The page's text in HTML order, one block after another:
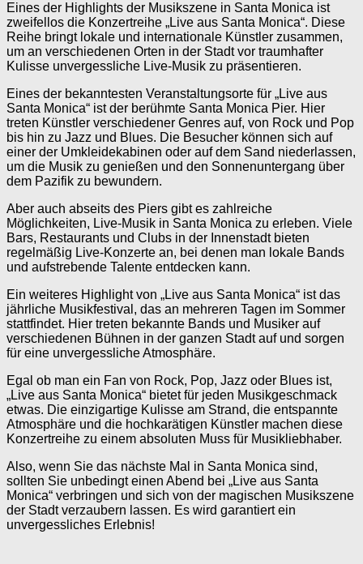
Eines der Highlights der Musikszene in Santa Monica ist
zweifellos die Konzertreihe „Live aus Santa Monica“. Diese
Reihe bringt lokale und internationale Künstler zusammen,
um an verschiedenen Orten in der Stadt vor traumhafter
Kulisse unvergessliche Live-Musik zu präsentieren.
Eines der bekanntesten Veranstaltungsorte für „Live aus
Santa Monica“ ist der berühmte Santa Monica Pier. Hier
treten Künstler verschiedener Genres auf, von Rock und Pop
bis hin zu Jazz und Blues. Die Besucher können sich auf
einer der Umkleidekabinen oder auf dem Sand niederlassen,
um die Musik zu genießen und den Sonnenuntergang über
dem Pazifik zu bewundern.
Aber auch abseits des Piers gibt es zahlreiche
Möglichkeiten, Live-Musik in Santa Monica zu erleben. Viele
Bars, Restaurants und Clubs in der Innenstadt bieten
regelmäßig Live-Konzerte an, bei denen man lokale Bands
und aufstrebende Talente entdecken kann.
Ein weiteres Highlight von „Live aus Santa Monica“ ist das
jährliche Musikfestival, das an mehreren Tagen im Sommer
stattfindet. Hier treten bekannte Bands und Musiker auf
verschiedenen Bühnen in der ganzen Stadt auf und sorgen
für eine unvergessliche Atmosphäre.
Egal ob man ein Fan von Rock, Pop, Jazz oder Blues ist,
„Live aus Santa Monica“ bietet für jeden Musikgeschmack
etwas. Die einzigartige Kulisse am Strand, die entspannte
Atmosphäre und die hochkarätigen Künstler machen diese
Konzertreihe zu einem absoluten Muss für Musikliebhaber.
Also, wenn Sie das nächste Mal in Santa Monica sind,
sollten Sie unbedingt einen Abend bei „Live aus Santa
Monica“ verbringen und sich von der magischen Musikszene
der Stadt verzaubern lassen. Es wird garantiert ein
unvergessliches Erlebnis!